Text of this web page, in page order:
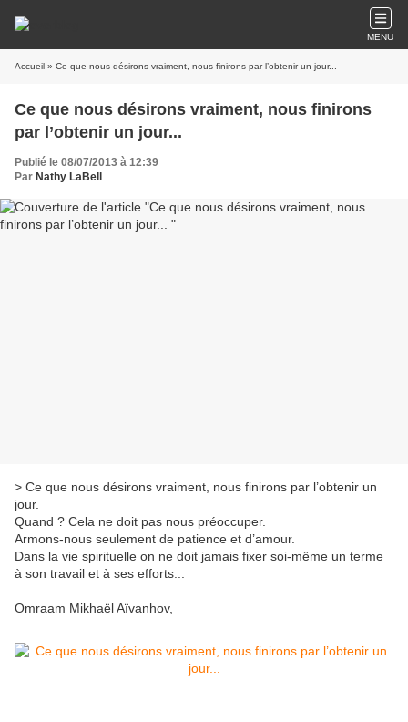
MENU
Accueil » Ce que nous désirons vraiment, nous finirons par l’obtenir un jour...
Ce que nous désirons vraiment, nous finirons
par l’obtenir un jour...
Publié le 08/07/2013 à 12:39
Par Nathy LaBell
> Ce que nous désirons vraiment, nous finirons par l’obtenir un
jour.
Quand ? Cela ne doit pas nous préoccuper.
Armons-nous seulement de patience et d’amour.
Dans la vie spirituelle on ne doit jamais fixer soi-même un terme
à son travail et à ses efforts...
Omraam Mikhaël Aïvanhov,